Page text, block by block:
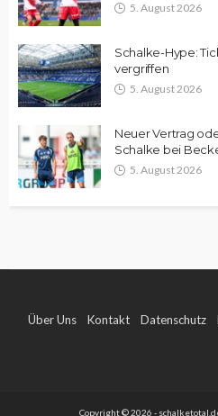
5. August 2026
Schalke-Hype:
vergriffen
5. August 2026
Neuer Vertrag
Schalke bei
5. August 2026
Über Uns Kontakt Datenschutz
Copyright © 2026 -